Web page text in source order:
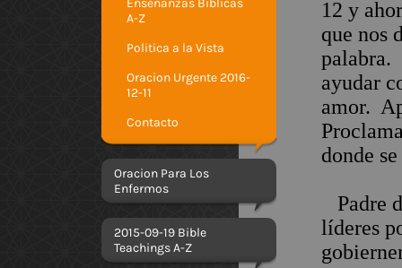
Enseñanzas Biblicas
A-Z
Politica a la Vista
Oracion Urgente 2016-
12-11
Contacto
Oracion Para Los
Enfermos
2015-09-19 Bible
Teachings A-Z
12 y
que nos
palabra.
ayudar
amor.
donde
Padre
líderes